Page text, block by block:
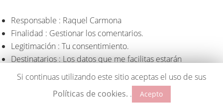
Responsable : Raquel Carmona
Finalidad : Gestionar los comentarios.
Legitimación : Tu consentimiento.
Destinatarios : Los datos que me facilitas estarán
ubicados en los servidores de 1&1(proveedor de hosting
de Lostragaldabas.net) dentro de la UE.
Derechos : Podrás ejercer tus derechos, entre otros, a
Si continuas utilizando este sitio aceptas el uso de sus
Políticas de cookies. . Acepto